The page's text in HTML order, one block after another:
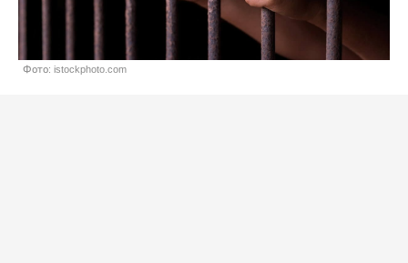
Фото: istockphoto.com